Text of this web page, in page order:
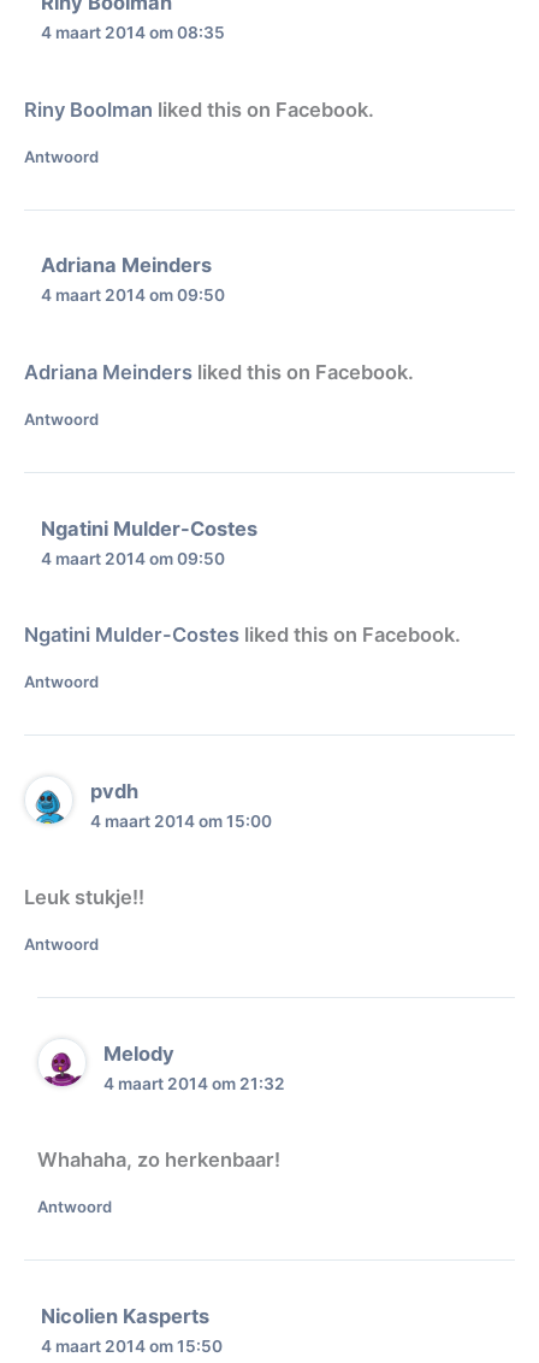
4 maart 2014 om 08:35
Riny Boolman liked this on Facebook.
Antwoord
Adriana Meinders
4 maart 2014 om 09:50
Adriana Meinders liked this on Facebook.
Antwoord
Ngatini Mulder-Costes
4 maart 2014 om 09:50
Ngatini Mulder-Costes liked this on Facebook.
Antwoord
pvdh
4 maart 2014 om 15:00
Leuk stukje!!
Antwoord
Melody
4 maart 2014 om 21:32
Whahaha, zo herkenbaar!
Antwoord
Nicolien Kasperts
4 maart 2014 om 15:50